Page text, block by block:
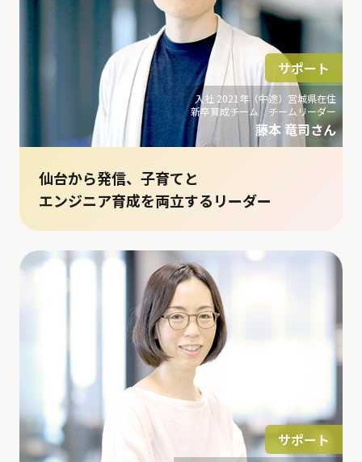
入社 2021年（中途）宮城県在住
新卒育成チーム チームリーダー
藤本 竜司さん
サポート
仙台から発信、子育てと
エンジニア育成を両立するリーダー
サポート